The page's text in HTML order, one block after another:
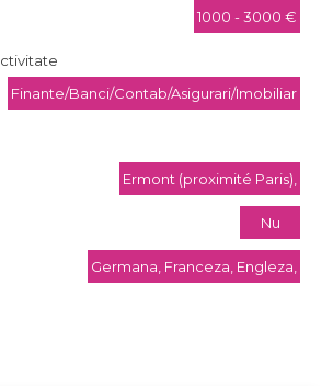
1000 - 3000 €
Finante/Banci/Contab/Asigurari/Imobiliar
Ermont (proximité Paris),
Nu
Germana, Franceza, Engleza,